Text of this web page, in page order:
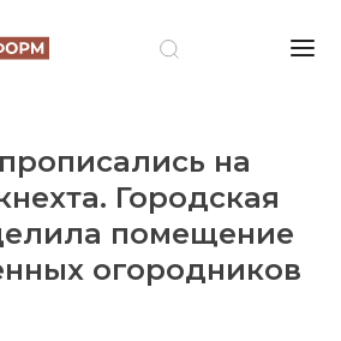
на
Городская
помещение
огородников